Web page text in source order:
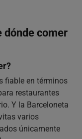
dónde comer
fiable en términos
restaurantes
Y la Barceloneta
varios
únicamente